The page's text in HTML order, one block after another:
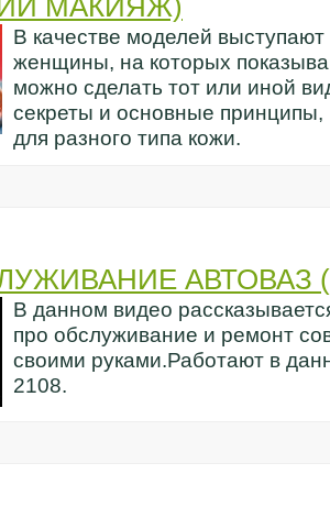
МАКИЯЖ)
В качестве моделей
женщины, на которых
можно сделать тот или иной
секреты и основные
для разного типа кожи.
АВТОВАЗ
В данном видео
про обслуживание и ремонт
своими руками.Работают в
2108.